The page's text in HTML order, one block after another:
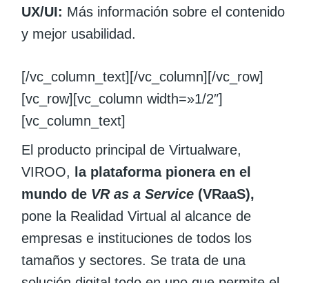
UX/UI: Más información sobre el contenido
y mejor usabilidad.
[/vc_column_text][/vc_column][/vc_row]
[vc_row][vc_column width=»1/2″]
[vc_column_text]
El producto principal de Virtualware,
VIROO,
la plataforma pionera en el
mundo de VR as a Service (VRaaS),
pone la Realidad Virtual al alcance de
empresas e instituciones de todos los
tamaños y sectores. Se trata de una